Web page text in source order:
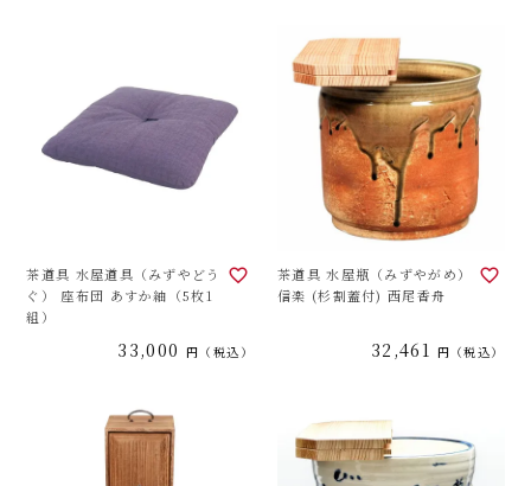
茶道具 水屋道具（みずやどう
ぐ） 座布団 あすか紬（5枚1
組）
33,000 税込
茶道具 水屋瓶（みずやがめ）
信楽 (杉割蓋付) 西尾香舟
32,461 税込